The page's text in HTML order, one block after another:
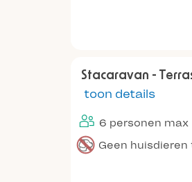
Stacaravan -
toon details
6 personen max
Geen